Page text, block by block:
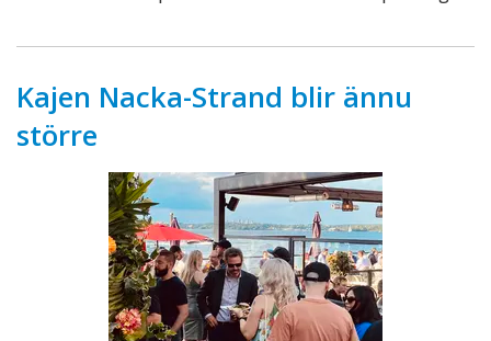
Kajen Nacka-Strand blir ännu
större